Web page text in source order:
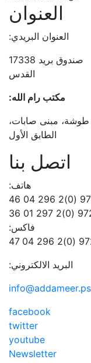
العنوان
العنوان البريدي:
صندوق بريد 17338
القدس
مكتب رام الله:
مبنى صابات،
الطابق الأول
اتصل بنا
هاتف:
فاكس:
البريد الالكتروني:
facebook
twitter
youtube
Newsletter